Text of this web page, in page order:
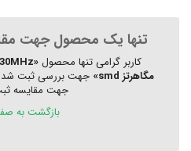
تنها یک محصول جهت
کاربر گرامی تنها محصول
مگاهرتز smd»
جهت بررسی ثبت شده
جهت مقایسه
بازگشت به